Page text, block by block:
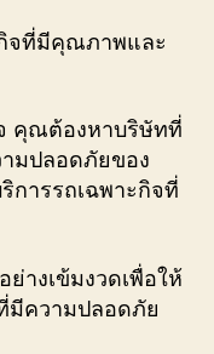
จที่มีคุณภาพและ
คุณต้องหาบริษัทที่
มปลอดภัยของ
การรถเฉพาะกิจที่
างเข้มงวดเพื่อให้
ความปลอดภัย